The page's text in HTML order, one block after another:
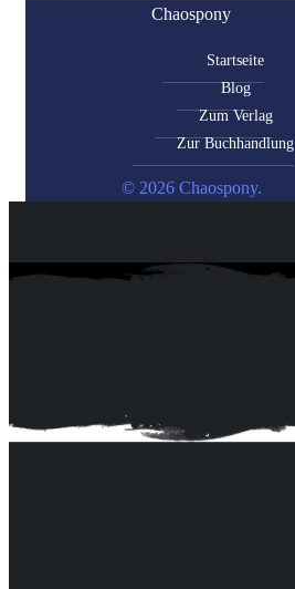
Chaospony
Startseite
Blog
Zum Verlag
Zur Buchhandlung
© 2026 Chaospony.